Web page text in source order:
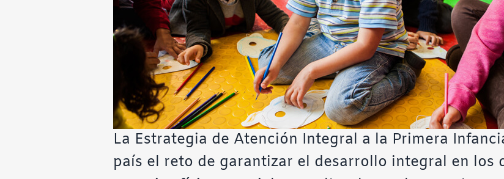
La Estrategia de Atención Integral a la Primera
país el reto de garantizar el desarrollo integral en los